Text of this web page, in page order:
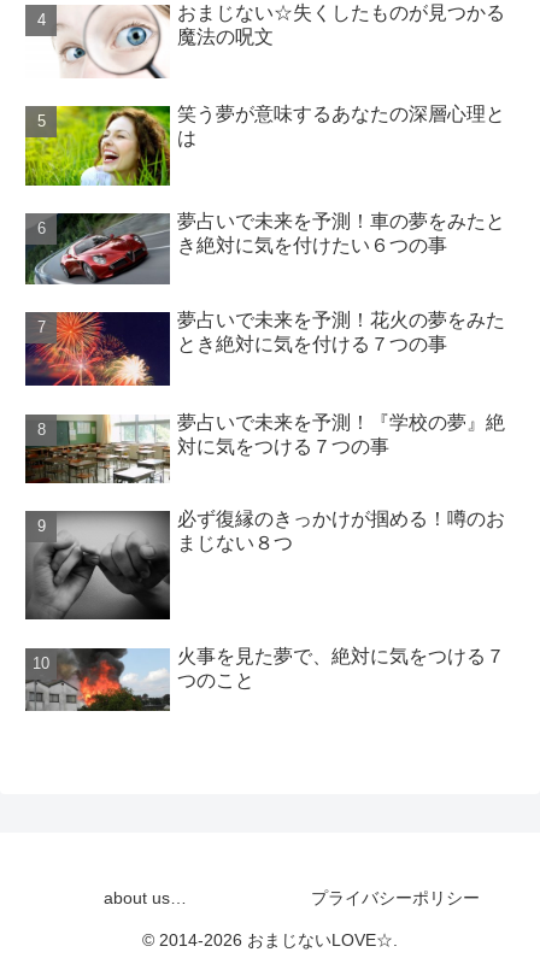
おまじない☆失くしたものが見つかる
魔法の呪文
笑う夢が意味するあなたの深層心理と
は
夢占いで未来を予測！車の夢をみたと
き絶対に気を付けたい６つの事
夢占いで未来を予測！花火の夢をみた
とき絶対に気を付ける７つの事
夢占いで未来を予測！『学校の夢』絶
対に気をつける７つの事
必ず復縁のきっかけが掴める！噂のお
まじない８つ
火事を見た夢で、絶対に気をつける７
つのこと
about us… プライバシーポリシー
© 2014-2026 おまじないLOVE☆.